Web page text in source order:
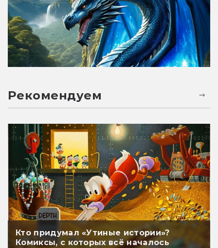
Рекомендуем
Кто придумал «Утиные истории»?
Комиксы, с которых всё началось